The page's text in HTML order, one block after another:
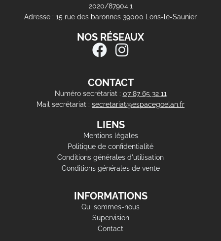
2020/87904.1
Adresse : 15 rue des baronnes 39000 Lons-le-Saunier
NOS RÉSEAUX
CONTACT
Numéro secrétariat : 07 87 65 32 11
Mail secrétariat : secretariat@espacegoelan.fr
LIENS
Mentions légales
Politique de confidentialité
Conditions générales d'utilisation
Conditions générales de vente
INFORMATIONS
Qui sommes-nous
Supervision
Contact